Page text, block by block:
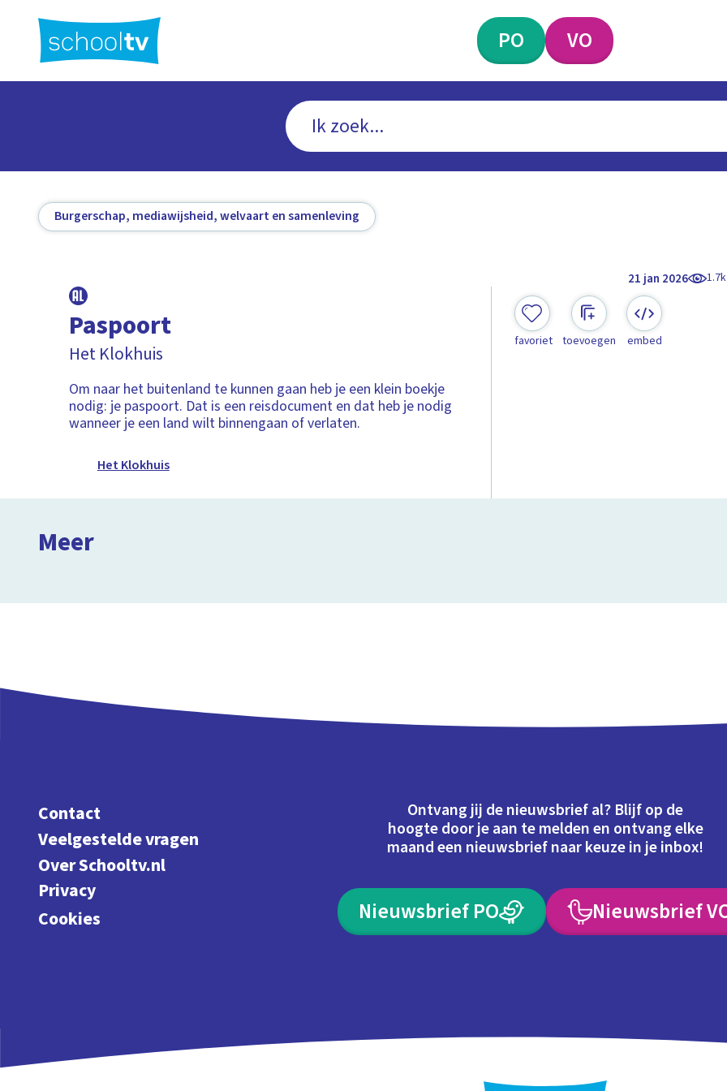
hoofdinhoud
PO VO
Burgerschap, mediawijsheid, welvaart en samenleving
21 jan 2026 1.7k
Paspoort
Het Klokhuis
Om naar het buitenland te kunnen gaan heb je een klein boekje
nodig: je paspoort. Dat is een reisdocument en dat heb je nodig
wanneer je een land wilt binnengaan of verlaten.
Het Klokhuis
favoriet toevoegen embed
Meer
Liedje over vluchten met je paspoort
Contact
Veelgestelde vragen
Over Schooltv.nl
Privacy
Cookies
Ontvang jij de nieuwsbrief al? Blijf op de
hoogte door je aan te melden en ontvang elke
maand een nieuwsbrief naar keuze in je inbox!
Nieuwsbrief PO Nieuwsbrief